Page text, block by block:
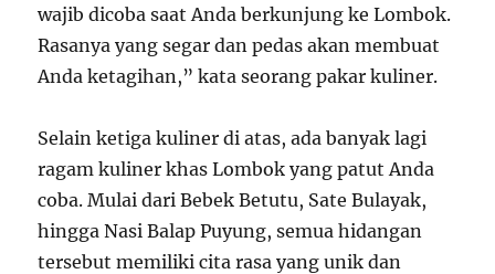
wajib dicoba saat Anda berkunjung ke Lombok.
Rasanya yang segar dan pedas akan membuat
Anda ketagihan,” kata seorang pakar kuliner.
Selain ketiga kuliner di atas, ada banyak lagi
ragam kuliner khas Lombok yang patut Anda
coba. Mulai dari Bebek Betutu, Sate Bulayak,
hingga Nasi Balap Puyung, semua hidangan
tersebut memiliki cita rasa yang unik dan